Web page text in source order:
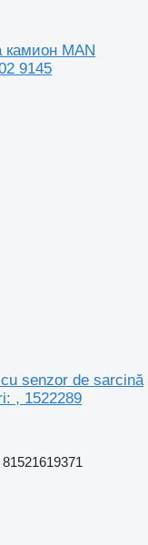
камион MAN
9145
senzor de sarcină
, 1522289